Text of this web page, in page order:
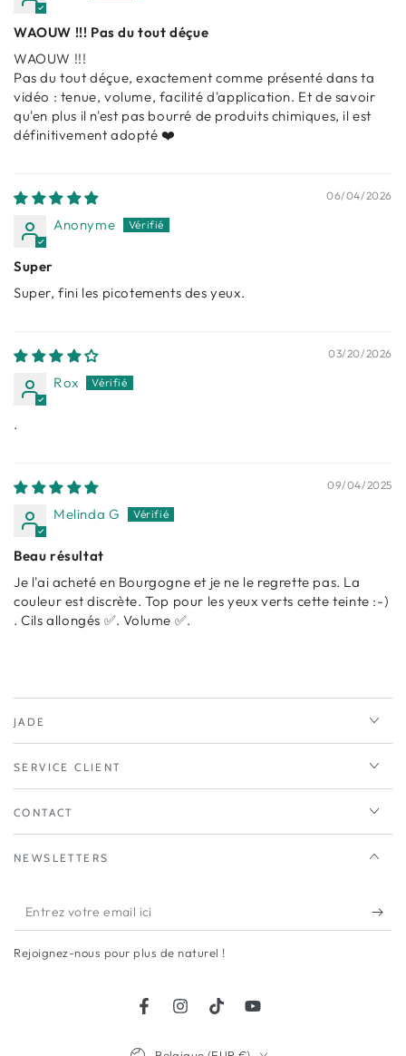
WAOUW !!! Pas du tout déçue
WAOUW !!!
Pas du tout déçue, exactement comme présenté dans ta
vidéo : tenue, volume, facilité d'application. Et de savoir
qu'en plus il n'est pas bourré de produits chimiques, il est
définitivement adopté ❤️
06/04/2026
Anonyme
Super
Super, fini les picotements des yeux.
03/20/2026
Rox
.
09/04/2025
Melinda G
Beau résultat
Je l'ai acheté en Bourgogne et je ne le regrette pas. La
couleur est discrète. Top pour les yeux verts cette teinte :-)
. Cils allongés ✅️. Volume ✅️.
JADE
SERVICE CLIENT
CONTACT
NEWSLETTERS
Entrez
votre
email
Rejoignez-nous pour plus de naturel !
FacebookInstagramTikTokYouTube